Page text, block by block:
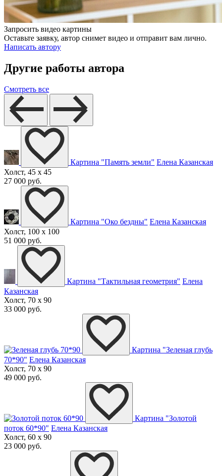
Запросить видео картины
Оставьте заявку, автор снимет видео и отправит вам лично.
Написать автору
Другие работы автора
Смотреть все
Картина "Память земли" Елена Казанская
Холст, 45 x 45
27 000 руб.
Картина "Око бездны" Елена Казанская
Холст, 100 x 100
51 000 руб.
Картина "Тактильная геометрия" Елена
Казанская
Холст, 70 x 90
33 000 руб.
Картина "Зеленая глубь
70*90" Елена Казанская
Холст, 70 x 90
49 000 руб.
Картина "Золотой
поток 60*90" Елена Казанская
Холст, 60 x 90
23 000 руб.